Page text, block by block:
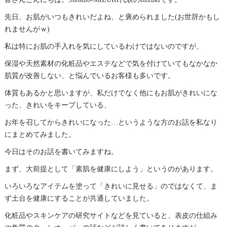
先日、お肌がいつもきれいだよね、と褒められました(お世辞かもし
れませんがｗ)
私は特にお肌の手入れを気にしているわけではないのですが、
保湿や天然素材の化粧品やエステなどで気を付けていてもなかなか
肌質が改善しない、と悩んでいるお客様も多いです。
体質もあるかと思いますが、私だけでなく他にもお肌がきれいにな
った、きれいをキープしている、
お年を召してからきれいになった…というような方のお話を私なり
にまとめてみました。
今日はそのお話を書いてみますね。
まず、大前提として「素肌を健康にしよう」というのがあります。
いろいろなアイテムを塗って「きれいに見せる」のではなくて、ま
ず土台を健康にすることが共通していました。
化粧品やスキンケアの研究サイトなどを見ていると、表皮の仕組み